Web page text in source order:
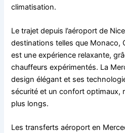
climatisation.
Le trajet depuis l’aéroport de
destinations telles que Monaco,
est une expérience relaxante,
chauffeurs expérimentés. La
design élégant et ses
sécurité et un confort optimaux,
plus longs.
Les transferts aéroport en